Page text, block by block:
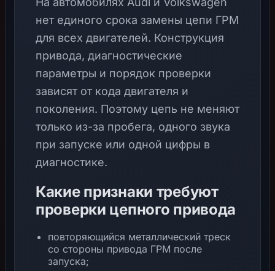
нет единого срока замены цепи ГРМ
для всех двигателей. Конструкция
привода, диагностические
параметры и порядок проверки
зависят от кода двигателя и
поколения. Поэтому цепь не меняют
только из-за пробега, одного звука
при запуске или одной цифры в
диагностике.
Какие признаки требуют
проверки цепного привода
повторяющийся металлический треск
со стороны привода ГРМ после
запуска;